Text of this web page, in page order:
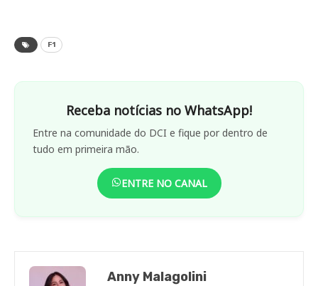
F1
Receba notícias no WhatsApp!
Entre na comunidade do DCI e fique por dentro de
tudo em primeira mão.
ENTRE NO CANAL
Anny Malagolini